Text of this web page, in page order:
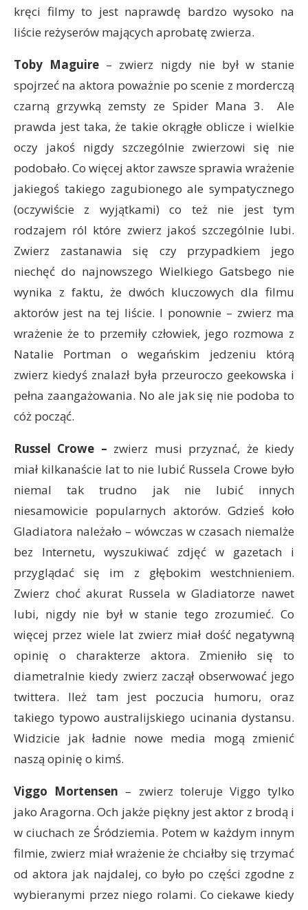
kręci filmy to jest naprawdę bardzo wysoko na
liście reżyserów mających aprobatę zwierza.
Toby Maguire – zwierz nigdy nie był w stanie
spojrzeć na aktora poważnie po scenie z morderczą
czarną grzywką zemsty ze Spider Mana 3. Ale
prawda jest taka, że takie okrągłe oblicze i wielkie
oczy jakoś nigdy szczególnie zwierzowi się nie
podobało. Co więcej aktor zawsze sprawia wrażenie
jakiegoś takiego zagubionego ale sympatycznego
(oczywiście z wyjątkami) co też nie jest tym
rodzajem ról które zwierz jakoś szczególnie lubi.
Zwierz zastanawia się czy przypadkiem jego
niechęć do najnowszego Wielkiego Gatsbego nie
wynika z faktu, że dwóch kluczowych dla filmu
aktorów jest na tej liście. I ponownie – zwierz ma
wrażenie że to przemiły człowiek, jego rozmowa z
Natalie Portman o wegańskim jedzeniu którą
zwierz kiedyś znalazł była przeuroczo geekowska i
pełna zaangażowania. No ale jak się nie podoba to
cóż począć.
Russel Crowe – zwierz musi przyznać, że kiedy
miał kilkanaście lat to nie lubić Russela Crowe było
niemal tak trudno jak nie lubić innych
niesamowicie popularnych aktorów. Gdzieś koło
Gladiatora należało – wówczas w czasach niemalże
bez Internetu, wyszukiwać zdjęć w gazetach i
przyglądać się im z głębokim westchnieniem.
Zwierz choć akurat Russela w Gladiatorze nawet
lubi, nigdy nie był w stanie tego zrozumieć. Co
więcej przez wiele lat zwierz miał dość negatywną
opinię o charakterze aktora. Zmieniło się to
diametralnie kiedy zwierz zaczął obserwować jego
twittera. Ileż tam jest poczucia humoru, oraz
takiego typowo australijskiego ucinania dystansu.
Widzicie jak ładnie nowe media mogą zmienić
naszą opinię o kimś.
Viggo Mortensen – zwierz toleruje Viggo tylko
jako Aragorna. Och jakże piękny jest aktor z brodą i
w ciuchach ze Śródziemia. Potem w każdym innym
filmie, zwierz miał wrażenie że chciałby się trzymać
od aktora jak najdalej, co było po części zgodne z
wybieranymi przez niego rolami. Co ciekawe kiedy